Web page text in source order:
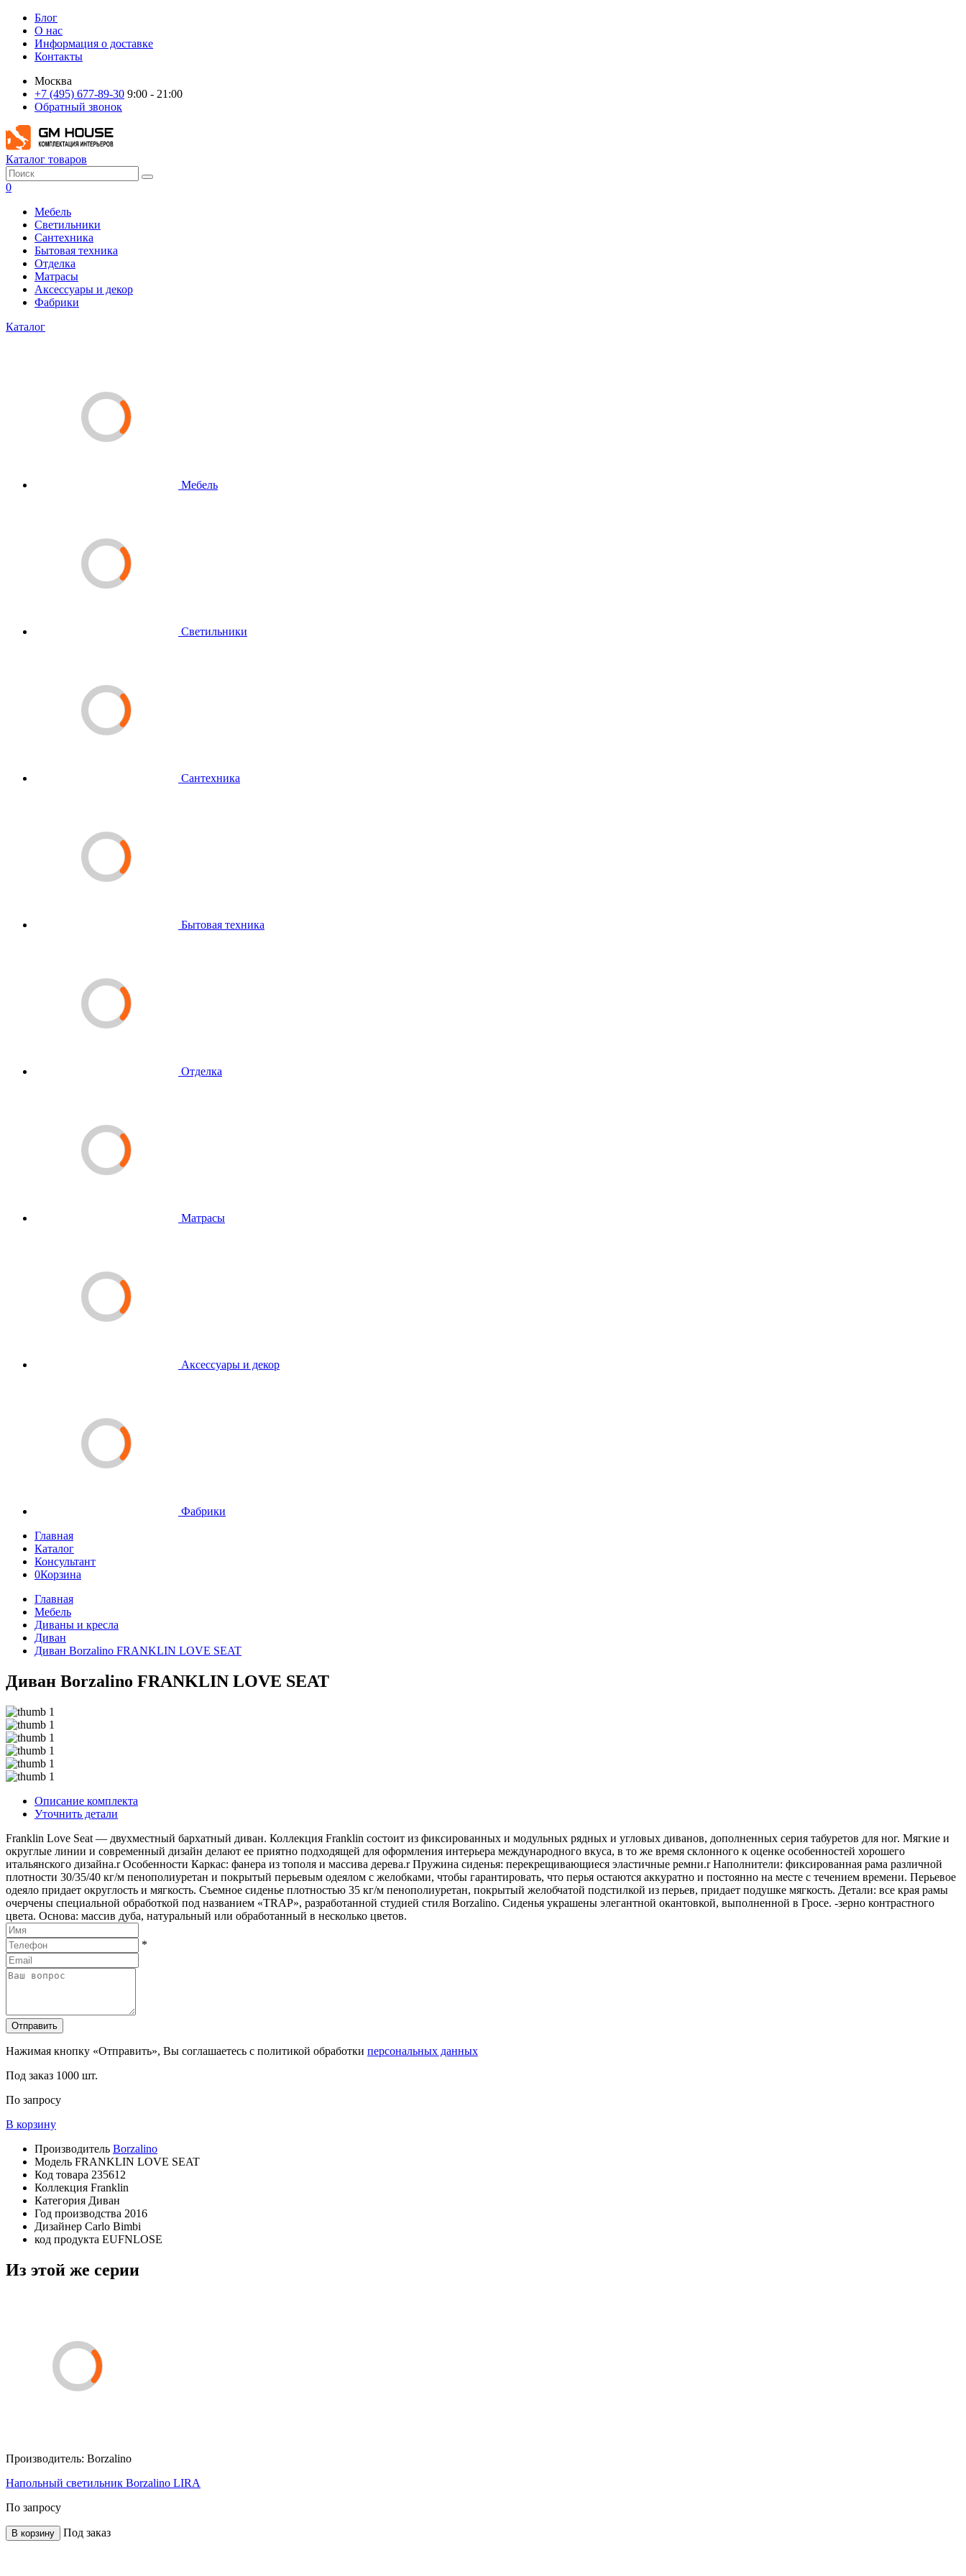
Блог
О нас
Информация о доставке
Контакты
Москва
+7 (495) 677-89-30 9:00 - 21:00
Обратный звонок
Каталог товаров
0
Мебель
Светильники
Сантехника
Бытовая техника
Отделка
Матрасы
Аксессуары и декор
Фабрики
Каталог
Мебель
Светильники
Сантехника
Бытовая техника
Отделка
Матрасы
Аксессуары и декор
Фабрики
Главная
Каталог
Консультант
0Корзина
Главная
Мебель
Диваны и кресла
Диван
Диван Borzalino FRANKLIN LOVE SEAT
Диван Borzalino FRANKLIN LOVE SEAT
Описание комплекта
Уточнить детали
Franklin Love Seat — двухместный бархатный диван. Коллекция Franklin состоит из фиксированных и модульных рядных и угловых диванов, дополненных серия табуретов для ног. Мягкие и
округлые линии и современный дизайн делают ее приятно подходящей для оформления интерьера международного вкуса, в то же время склонного к оценке особенностей хорошего
итальянского дизайна.r Особенности Каркас: фанера из тополя и массива дерева.r Пружина сиденья: перекрещивающиеся эластичные ремни.r Наполнители: фиксированная рама различной
плотности 30/35/40 кг/м пенополиуретан и покрытый перьевым одеялом с желобками, чтобы гарантировать, что перья остаются аккуратно и постоянно на месте с течением времени. Перьевое
одеяло придает округлость и мягкость. Съемное сиденье плотностью 35 кг/м пенополиуретан, покрытый желобчатой подстилкой из перьев, придает подушке мягкость. Детали: все края рамы
очерчены специальной обработкой под названием «TRAP», разработанной студией стиля Borzalino. Сиденья украшены элегантной окантовкой, выполненной в Гросе. -зерно контрастного
цвета. Основа: массив дуба, натуральный или обработанный в несколько цветов.
*
Отправить
Нажимая кнопку «Отправить», Вы соглашаетесь с политикой обработки персональных данных
Под заказ 1000 шт.
По запросу
В корзину
Производитель Borzalino
Модель FRANKLIN LOVE SEAT
Код товара 235612
Коллекция Franklin
Категория Диван
Год производства 2016
Дизайнер Carlo Bimbi
код продукта EUFNLOSE
Из этой же серии
Производитель: Borzalino
Напольный светильник Borzalino LIRA
По запросу
В корзину Под заказ